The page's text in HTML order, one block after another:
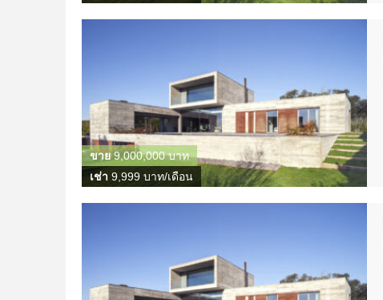
เช่า 9,999 บาท/เดือน
ขาย9,000,000 บาท